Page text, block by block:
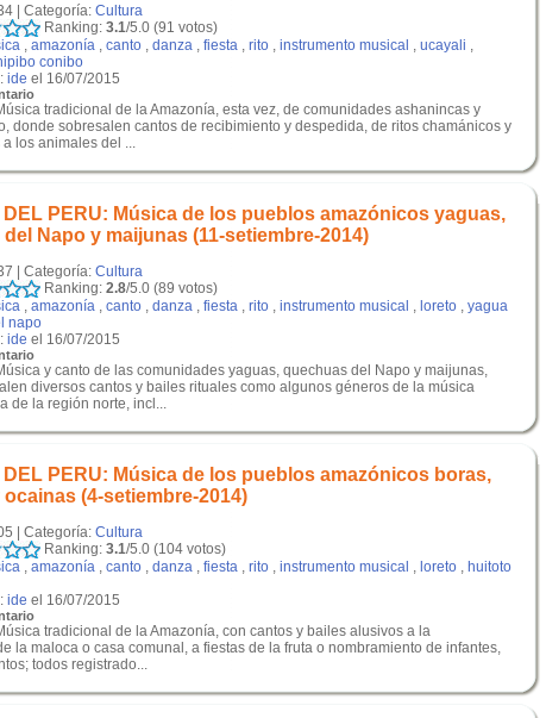
| Categoría: Cultura
Ranking: 3.1/5.0 (91 votos)
, amazonía , canto , danza , fiesta , rito , instrumento musical , ucayali ,
conibo
ide el 16/07/2015
tradicional de la Amazonía, esta vez, de comunidades ashanincas y
donde sobresalen cantos de recibimiento y despedida, de ritos chamánicos y
los animales del ...
DEL PERU: Música de los pueblos amazónicos yaguas,
Napo y maijunas (11-setiembre-2014)
| Categoría: Cultura
Ranking: 2.8/5.0 (89 votos)
, amazonía , canto , danza , fiesta , rito , instrumento musical , loreto , yagua
napo
ide el 16/07/2015
y canto de las comunidades yaguas, quechuas del Napo y maijunas,
diversos cantos y bailes rituales como algunos géneros de la música
de la región norte, incl...
DEL PERU: Música de los pueblos amazónicos boras,
(4-setiembre-2014)
| Categoría: Cultura
Ranking: 3.1/5.0 (104 votos)
, amazonía , canto , danza , fiesta , rito , instrumento musical , loreto , huitoto
ide el 16/07/2015
tradicional de la Amazonía, con cantos y bailes alusivos a la
la maloca o casa comunal, a fiestas de la fruta o nombramiento de infantes,
todos registrado...